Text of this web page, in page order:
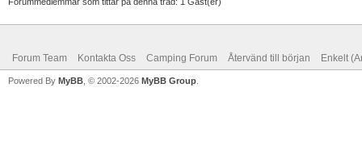
Forum Team Kontakta Oss Camping Forum Återvänd till början Enkelt
Powered By MyBB , © 2002-2026 MyBB Group